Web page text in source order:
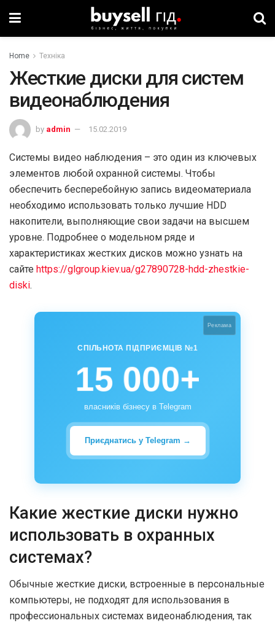
Home Техніка
Жесткие диски для систем
видеонаблюдения
by admin 15.02.2019
Системы видео наблюдения – это один из ключевых
элементов любой охранной системы. Чтобы
обеспечить бесперебойную запись видеоматериала
необходимо использовать только лучшие HDD
накопители, выполняющие свои задачи на высшем
уровне. Подробнее о модельном ряде и
характеристиках жестких дисков можно узнать на
сайте https://glgroup.kiev.ua/g27890728-hdd-zhestkie-
diski.
Реклама
СПІЛЬНОТА ПІДПРИЄМЦІВ №1
15 000+
власників бізнесу в Telegram
Приєднатись у Telegram →
Какие жесткие диски нужно
использовать в охранных
системах?
Обычные жесткие диски, встроенные в персональные
компьютеры, не подходят для использования в
профессиональных системах видеонаблюдения, так